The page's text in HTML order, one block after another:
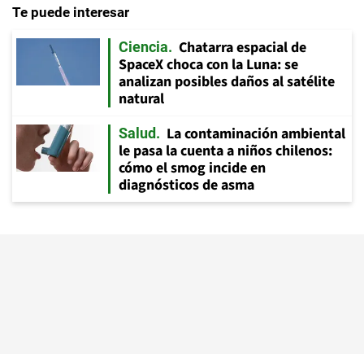
Te puede interesar
Ciencia
Chatarra espacial de
SpaceX choca con la Luna: se
analizan posibles daños al satélite
natural
Salud
La contaminación ambiental
le pasa la cuenta a niños chilenos:
cómo el smog incide en
diagnósticos de asma